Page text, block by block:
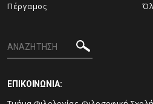
Πέργαμος
ΕΠΙΚΟΙΝΩΝΙΑ: